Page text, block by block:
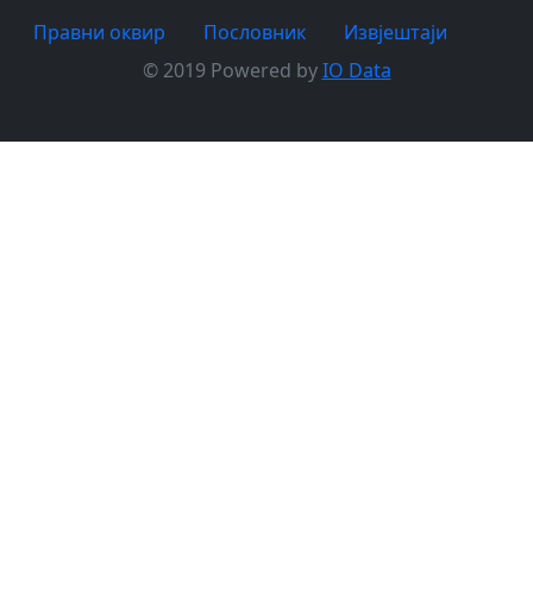
Правни оквир
Пословник
Извјештаји
© 2019 Powered byIO Data